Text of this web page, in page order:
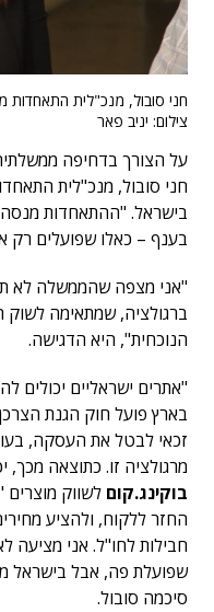
חני סובול, מנכ"לית התאחדות
צילום: יניב פאר
על הצורך בדחיפה
חני סובול, מנכ"לית
בישראל. "ההתאחדות מנסה
בענף – כאלו שפועלים רק
"אני מצפה שהממשלה לא
הנוכחית", היא הדגישה.
"אתרים ישראליים יכולים
בארץ פועל חוק הגנת
זכאי לבטל את העסקה,
מרגולציה זו. כתוצאה מכך,
בוקינג.קום לשווק מוצרים
החזר ללקוח, ולהציע
חבילות לחו"ל. אני מציעה
שפועלת פה, אבל בישראל
סיכמה סובול.